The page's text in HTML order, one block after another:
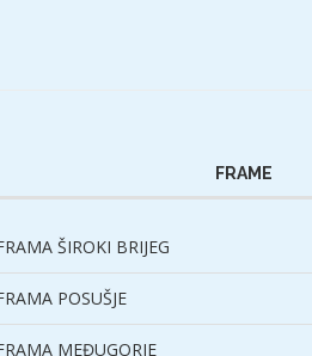
FRAME
ŠIROKI BRIJEG
POSUŠJE
MEĐUGORJE